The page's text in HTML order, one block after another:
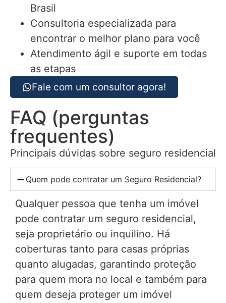
Brasil
Consultoria especializada para
encontrar o melhor plano para você
Atendimento ágil e suporte em todas
as etapas
Fale com um consultor agora!
FAQ (perguntas
frequentes)
Principais dúvidas sobre seguro residencial
Quem pode contratar um Seguro Residencial?
Qualquer pessoa que tenha um imóvel
pode contratar um seguro residencial,
seja proprietário ou inquilino. Há
coberturas tanto para casas próprias
quanto alugadas, garantindo proteção
para quem mora no local e também para
quem deseja proteger um imóvel